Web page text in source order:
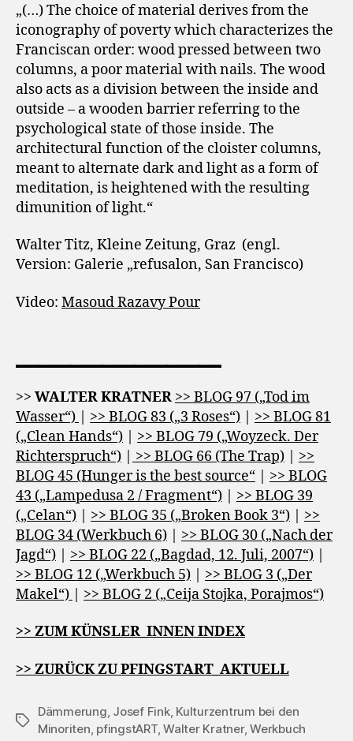
„(…) The choice of material derives from the
iconography of poverty which characterizes the
Franciscan order: wood pressed between two
columns, a poor material with nails. The wood
also acts as a division between the inside and
outside – a wooden barrier referring to the
psychological state of those inside. The
architectural function of the cloister columns,
meant to alternate dark and light as a form of
meditation, is heightened with the resulting
dimunition of light.“
Walter Titz, Kleine Zeitung, Graz (engl.
Version: Galerie „refusalon, San Francisco)
Video: Masoud Razavy Pour
>> WALTER KRATNER >> BLOG 97 („Tod im
Wasser“)
>> BLOG 83 („3 Roses“)
>> BLOG 81
(„Clean Hands“)
>> BLOG 79 („Woyzeck. Der
Richterspruch“)
>> BLOG 66 (The Trap)
>>
BLOG 45 (Hunger is the best source“
>> BLOG
43 („Lampedusa 2 / Fragment“)
>> BLOG 39
(„Celan“)
>> BLOG 35 („Broken Book 3“)
>>
BLOG 34 (Werkbuch 6)
>> BLOG 30 („Nach der
Jagd“)
>> BLOG 22 („Bagdad, 12. Juli, 2007“)
>> BLOG 12 („Werkbuch 5)
>> BLOG 3 („Der
Makel“)
>> BLOG 2 („Ceija Stojka, Porajmos“)
>> ZUM KÜNSLER_INNEN INDEX
>> ZURÜCK ZU PFINGSTART_AKTUELL
Schlagwörter
Dämmerung, Josef Fink, Kulturzentrum bei den
Minoriten, pfingstART,Walter Kratner,Werkbuch